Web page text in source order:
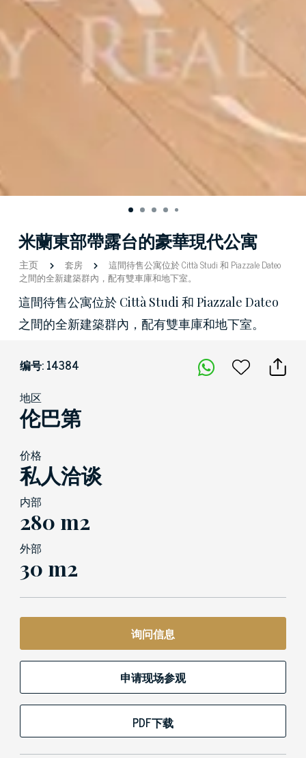
米蘭東部帶露台的豪華現代公寓
主页 套房
這間待售公寓位於 Città Studi 和 Piazzale Dateo
之間的全新建築群內，配有雙車庫和地下室。
這間待售公寓位於 Città Studi 和 Piazzale Dateo
之間的全新建築群內，配有雙車庫和地下室。
编号: 14384
地区
伦巴第
价格
私人洽谈
内部
280 m2
外部
30 m2
询问信息
申请现场参观
PDF下载